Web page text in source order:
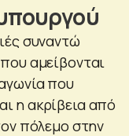
συναντώ
αμείβονται
που
η ακρίβεια από
πόλεμο στην